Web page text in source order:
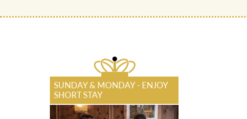
SUNDAY & MONDAY - ENJOY
SHORT STAY